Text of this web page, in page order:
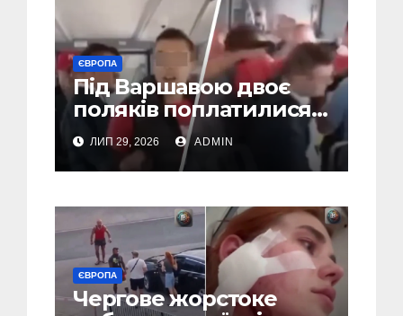
ЄВРОПА
Під Варшавою двоє
поляків поплатилися
за нападки на
українця – пасажири
викинули їх із поїзда
ЛИП 29, 2026 ADMIN
ЄВРОПА
Чергове жорстоке